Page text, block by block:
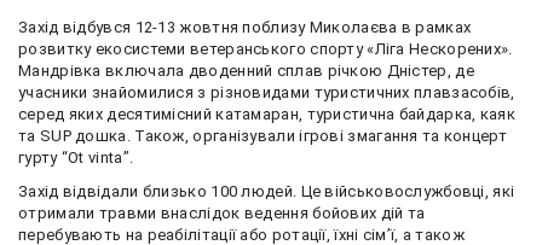
Захід відбувся 12-13 жовтня поблизу Миколаєва в рамках
розвитку екосистеми ветеранського спорту «Ліга Нескорених».
Мандрівка включала дводенний сплав річкою Дністер, де
учасники знайомилися з різновидами туристичних плавзасобів,
серед яких десятимісний катамаран, туристична байдарка, каяк
та SUP дошка. Також, організували ігрові змагання та концерт
гурту “Ot vinta”.
Захід відвідали близько 100 людей. Це військовослужбовці, які
отримали травми внаслідок ведення бойових дій та
перебувають на реабілітації або ротації, їхні сімʼї, а також